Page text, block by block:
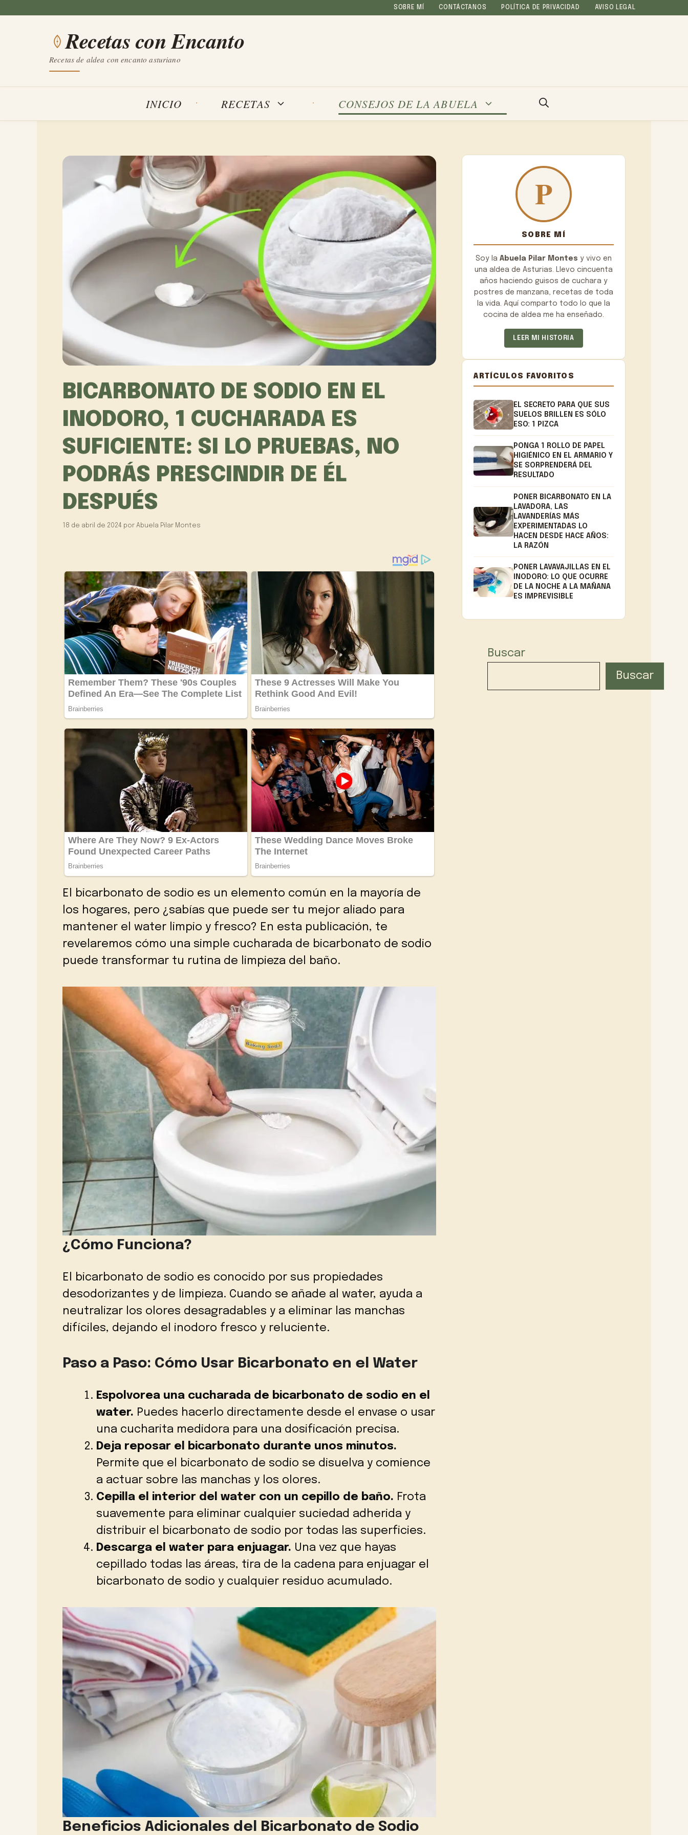
contenido
SOBRE MÍ CONTÁCTANOS POLÍTICA DE PRIVACIDAD AVISO LEGAL
Recetas con Encanto
Recetas de aldea con encanto asturiano
INICIO RECETAS CONSEJOS DE LA ABUELA
BICARBONATO DE SODIO EN EL
INODORO, 1 CUCHARADA ES
SUFICIENTE: SI LO PRUEBAS, NO
PODRÁS PRESCINDIR DE ÉL
DESPUÉS
18 de abril de 2024 por Abuela Pilar Montes
El bicarbonato de sodio es un elemento común en la mayoría de
los hogares, pero ¿sabías que puede ser tu mejor aliado para
mantener el water limpio y fresco? En esta publicación, te
revelaremos cómo una simple cucharada de bicarbonato de sodio
puede transformar tu rutina de limpieza del baño.
¿Cómo Funciona?
El bicarbonato de sodio es conocido por sus propiedades
desodorizantes y de limpieza. Cuando se añade al water, ayuda a
neutralizar los olores desagradables y a eliminar las manchas
difíciles, dejando el inodoro fresco y reluciente.
Paso a Paso: Cómo Usar Bicarbonato en el Water
Espolvorea una cucharada de bicarbonato de sodio en el
water. Puedes hacerlo directamente desde el envase o usar
una cucharita medidora para una dosificación precisa.
Deja reposar el bicarbonato durante unos minutos.
Permite que el bicarbonato de sodio se disuelva y comience
a actuar sobre las manchas y los olores.
Cepilla el interior del water con un cepillo de baño. Frota
suavemente para eliminar cualquier suciedad adherida y
distribuir el bicarbonato de sodio por todas las superficies.
Descarga el water para enjuagar. Una vez que hayas
cepillado todas las áreas, tira de la cadena para enjuagar el
bicarbonato de sodio y cualquier residuo acumulado.
Beneficios Adicionales del Bicarbonato de Sodio
SOBRE MÍ
Soy la Abuela Pilar Montes y vivo en
una aldea de Asturias. Llevo cincuenta
años haciendo guisos de cuchara y
postres de manzana, recetas de toda
la vida. Aquí comparto todo lo que la
cocina de aldea me ha enseñado.
LEER MI HISTORIA
ARTÍCULOS FAVORITOS
EL SECRETO PARA QUE SUS
SUELOS BRILLEN ES SÓLO
ESO: 1 PIZCA
PONGA 1 ROLLO DE PAPEL
HIGIÉNICO EN EL ARMARIO Y
SE SORPRENDERÁ DEL
RESULTADO
PONER BICARBONATO EN LA
LAVADORA, LAS
LAVANDERÍAS MÁS
EXPERIMENTADAS LO
HACEN DESDE HACE AÑOS:
LA RAZÓN
PONER LAVAVAJILLAS EN EL
INODORO: LO QUE OCURRE
DE LA NOCHE A LA MAÑANA
ES IMPREVISIBLE
Buscar
Buscar